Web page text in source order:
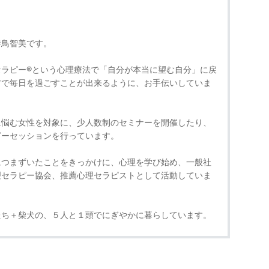
智美です。
ピー®という心理療法で「自分が本当に望む自分」に戻
毎日を過ごすことが出来るように、お手伝いしていま
女性を対象に、少人数制のセミナーを開催したり、
セッションを行っています。
ずいたことをきっかけに、心理を学び始め、一般社
ラピー協会、推薦心理セラピストとして活動していま
柴犬の、５人と１頭でにぎやかに暮らしています。